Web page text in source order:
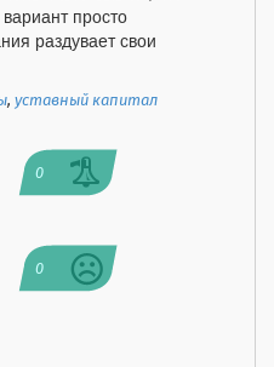
просто
раздувает свои
,уставный капитал
0
0